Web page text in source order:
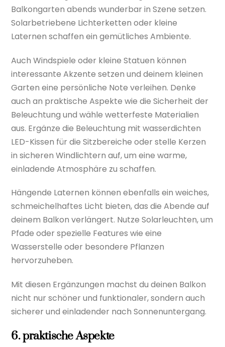
Balkongarten abends wunderbar in Szene setzen.
Solarbetriebene Lichterketten oder kleine
Laternen schaffen ein gemütliches Ambiente.
Auch Windspiele oder kleine Statuen können
interessante Akzente setzen und deinem kleinen
Garten eine persönliche Note verleihen. Denke
auch an praktische Aspekte wie die Sicherheit der
Beleuchtung und wähle wetterfeste Materialien
aus. Ergänze die Beleuchtung mit wasserdichten
LED-Kissen für die Sitzbereiche oder stelle Kerzen
in sicheren Windlichtern auf, um eine warme,
einladende Atmosphäre zu schaffen.
Hängende Laternen können ebenfalls ein weiches,
schmeichelhaftes Licht bieten, das die Abende auf
deinem Balkon verlängert. Nutze Solarleuchten, um
Pfade oder spezielle Features wie eine
Wasserstelle oder besondere Pflanzen
hervorzuheben.
Mit diesen Ergänzungen machst du deinen Balkon
nicht nur schöner und funktionaler, sondern auch
sicherer und einladender nach Sonnenuntergang.
6. praktische Aspekte